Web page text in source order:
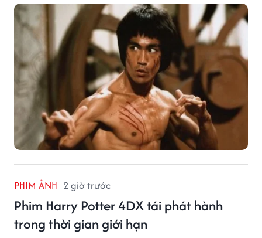
PHIM ẢNH 2 giờ trước
Phim Harry Potter 4DX tái phát hành
trong thời gian giới hạn